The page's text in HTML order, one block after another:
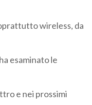
wireless, da
esaminato le
e nei prossimi